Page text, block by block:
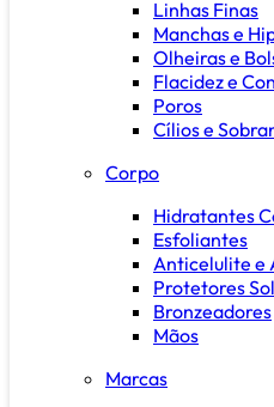
Linhas Finas
Manchas e
Olheiras e
Flacidez e
Poros
Cílios e
Corpo
Hidratantes
Esfoliantes
Anticelulite e
Protetores
Bronzeadores
Mãos
Marcas